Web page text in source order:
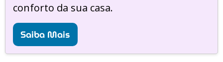
conforto da sua casa.
Saiba Mais